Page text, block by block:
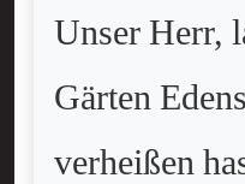
Unser Herr,
Gärten
verheißen